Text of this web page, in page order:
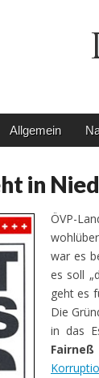
Allgemein
in
ÖVP-
war es
es soll
geht es
Die
in das